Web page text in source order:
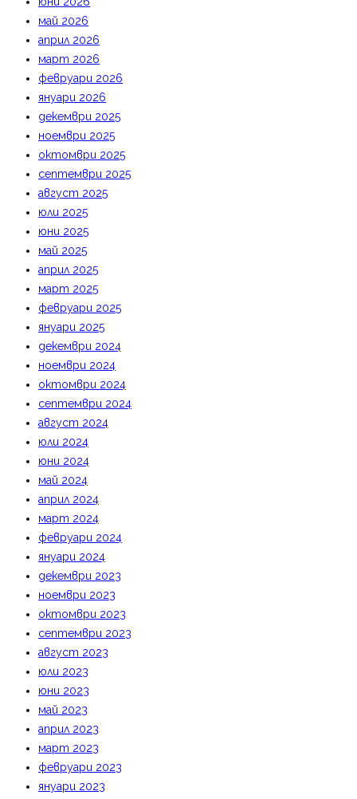
май 2026
април 2026
март 2026
февруари 2026
януари 2026
декември 2025
ноември 2025
октомври 2025
септември 2025
август 2025
юли 2025
юни 2025
май 2025
април 2025
март 2025
февруари 2025
януари 2025
декември 2024
ноември 2024
октомври 2024
септември 2024
август 2024
юли 2024
юни 2024
май 2024
април 2024
март 2024
февруари 2024
януари 2024
декември 2023
ноември 2023
октомври 2023
септември 2023
август 2023
юли 2023
юни 2023
май 2023
април 2023
март 2023
февруари 2023
януари 2023